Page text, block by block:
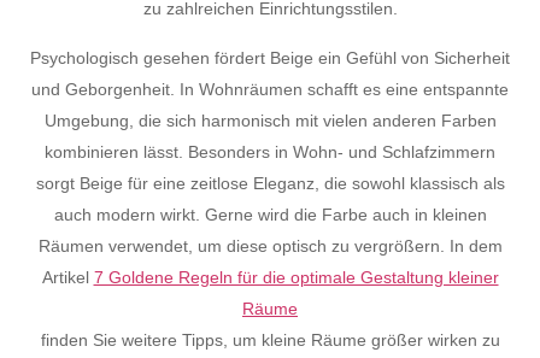
zu zahlreichen Einrichtungsstilen.
Psychologisch gesehen fördert Beige ein Gefühl von Sicherheit
und Geborgenheit. In Wohnräumen schafft es eine entspannte
Umgebung, die sich harmonisch mit vielen anderen Farben
kombinieren lässt. Besonders in Wohn- und Schlafzimmern
sorgt Beige für eine zeitlose Eleganz, die sowohl klassisch als
auch modern wirkt. Gerne wird die Farbe auch in kleinen
Räumen verwendet, um diese optisch zu vergrößern. In dem
Artikel 7 Goldene Regeln für die optimale Gestaltung kleiner
Räume
finden Sie weitere Tipps, um kleine Räume größer wirken zu